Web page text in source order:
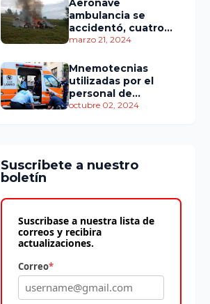
Aeronave
ambulancia se
accidentó, cuatro
personas murieron
marzo 21, 2024
Mnemotecnias
utilizadas por el
personal de
atención
octubre 02, 2024
Suscribete a nuestro
boletín
Suscribase a nuestra lista de
correos y recibira
actualizaciones.
Correo*